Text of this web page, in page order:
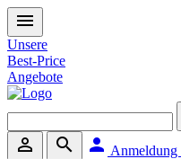
menu
Unsere
Best-Price
Angebote
person_outline
search person Anmeldung